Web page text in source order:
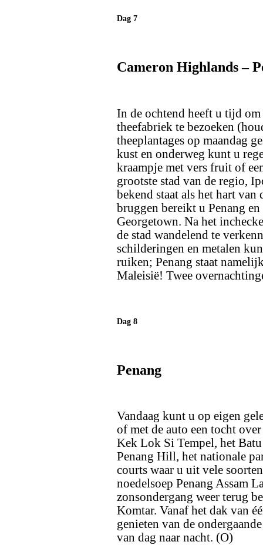
Dag 7
Cameron Highlands –
In de ochtend heeft u tijd
theefabriek te bezoeken
theeplantages op maandag
kust en onderweg kunt u
kraampje met vers fruit of
grootste stad van de regio,
bekend staat als het hart
bruggen bereikt u Penang
Georgetown. Na het
de stad wandelend te
schilderingen en metalen
ruiken; Penang staat
Maleisië! Twee
Dag 8
Penang
Vandaag kunt u op eigen
of met de auto een tocht
Kek Lok Si Tempel, het
Penang Hill, het nationale
courts waar u uit vele
noedelsoep Penang Assam
zonsondergang weer terug
Komtar. Vanaf het dak van
genieten van de
van dag naar nacht. (O)